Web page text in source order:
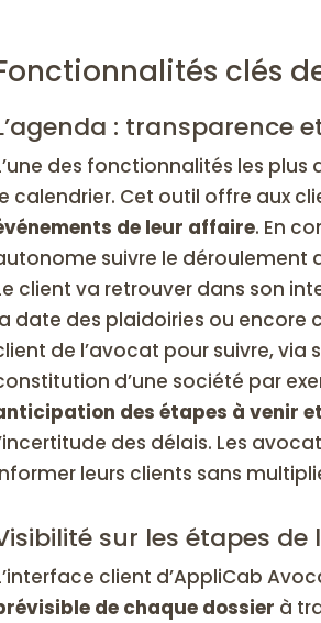
clés
: transparence
des fonctionnalités les
calendrier. Cet outil offre aux
de leur affaire. En
suivre le déroulement
client va retrouver dans son
date des plaidoiries ou encore
de l’avocat pour suivre,
d’une société par
des étapes à venir
des délais. Les
leurs clients sans
sur les étapes de
client d’AppliCab
de chaque dossier à